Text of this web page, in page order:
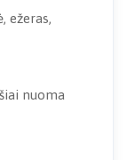
ežeras,
nuoma